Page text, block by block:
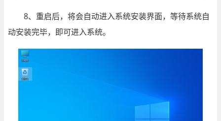
8、重启后，将会自动进入系统安装界面，等待系统自
动安装完毕，即可进入系统。